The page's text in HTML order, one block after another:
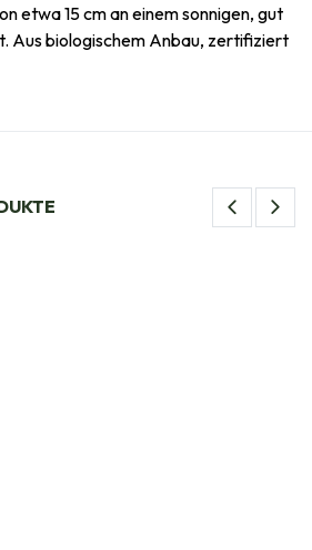
etwa 15 cm an einem sonnigen, gut
Aus biologischem Anbau, zertifiziert